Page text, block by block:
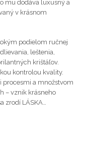
mu dodáva luxusný a
v krásnom
podielom ručnej
leštenia,
krištáľov.
kontrolou kvality.
procesmi a množstvom
– vznik krásneho
zrodí LÁSKA…